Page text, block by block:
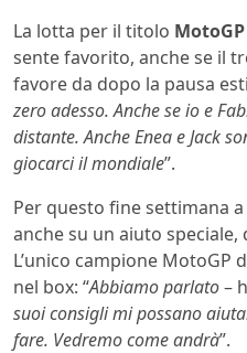
La lotta per il titolo MotoGP
sente favorito, anche se il
favore da dopo la pausa
zero adesso. Anche se io e
distante. Anche Enea e Jack
giocarci il mondiale”.
Per questo fine settimana
anche su un aiuto speciale,
L’unico campione MotoGP
nel box: “Abbiamo parlato–
suoi consigli mi possano
fare. Vedremo come andrà”.